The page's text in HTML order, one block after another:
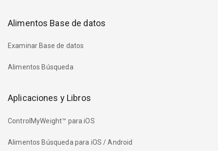
Alimentos Base de datos
Examinar Base de datos
Alimentos Búsqueda
Aplicaciones y Libros
ControlMyWeight™ para iOS
Alimentos Búsqueda para iOS / Android